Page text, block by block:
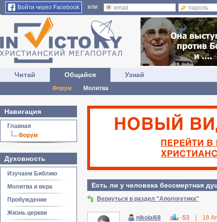
Войти через Facebook или
Читай Общайся
Форум Молитва
Узнай
Навигация
Главная
Форум
Духовность
Изучаем Библию
Молитва и вера
Пробуждение
Жизнь церкви
Есть ли у человека бессмертная
Вернуться в раздел "Апологетика"
nikolai68 -53 18